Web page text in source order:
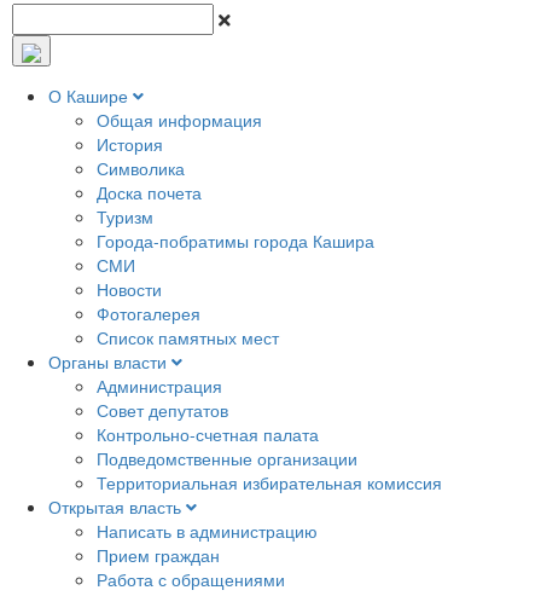
О Кашире
Общая информация
История
Символика
Доска почета
Туризм
Города-побратимы города Кашира
СМИ
Новости
Фотогалерея
Список памятных мест
Органы власти
Администрация
Совет депутатов
Контрольно-счетная палата
Подведомственные организации
Территориальная избирательная комиссия
Открытая власть
Написать в администрацию
Прием граждан
Работа с обращениями